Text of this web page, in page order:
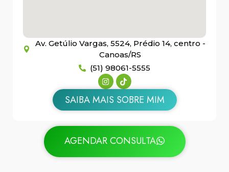
Av. Getúlio Vargas, 5524, Prédio 14, centro -
Canoas/RS
(51) 98061-5555
SAIBA MAIS SOBRE MIM
AGENDAR CONSULTA